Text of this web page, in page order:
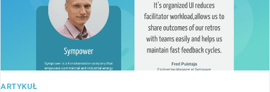
ARTYKUŁ